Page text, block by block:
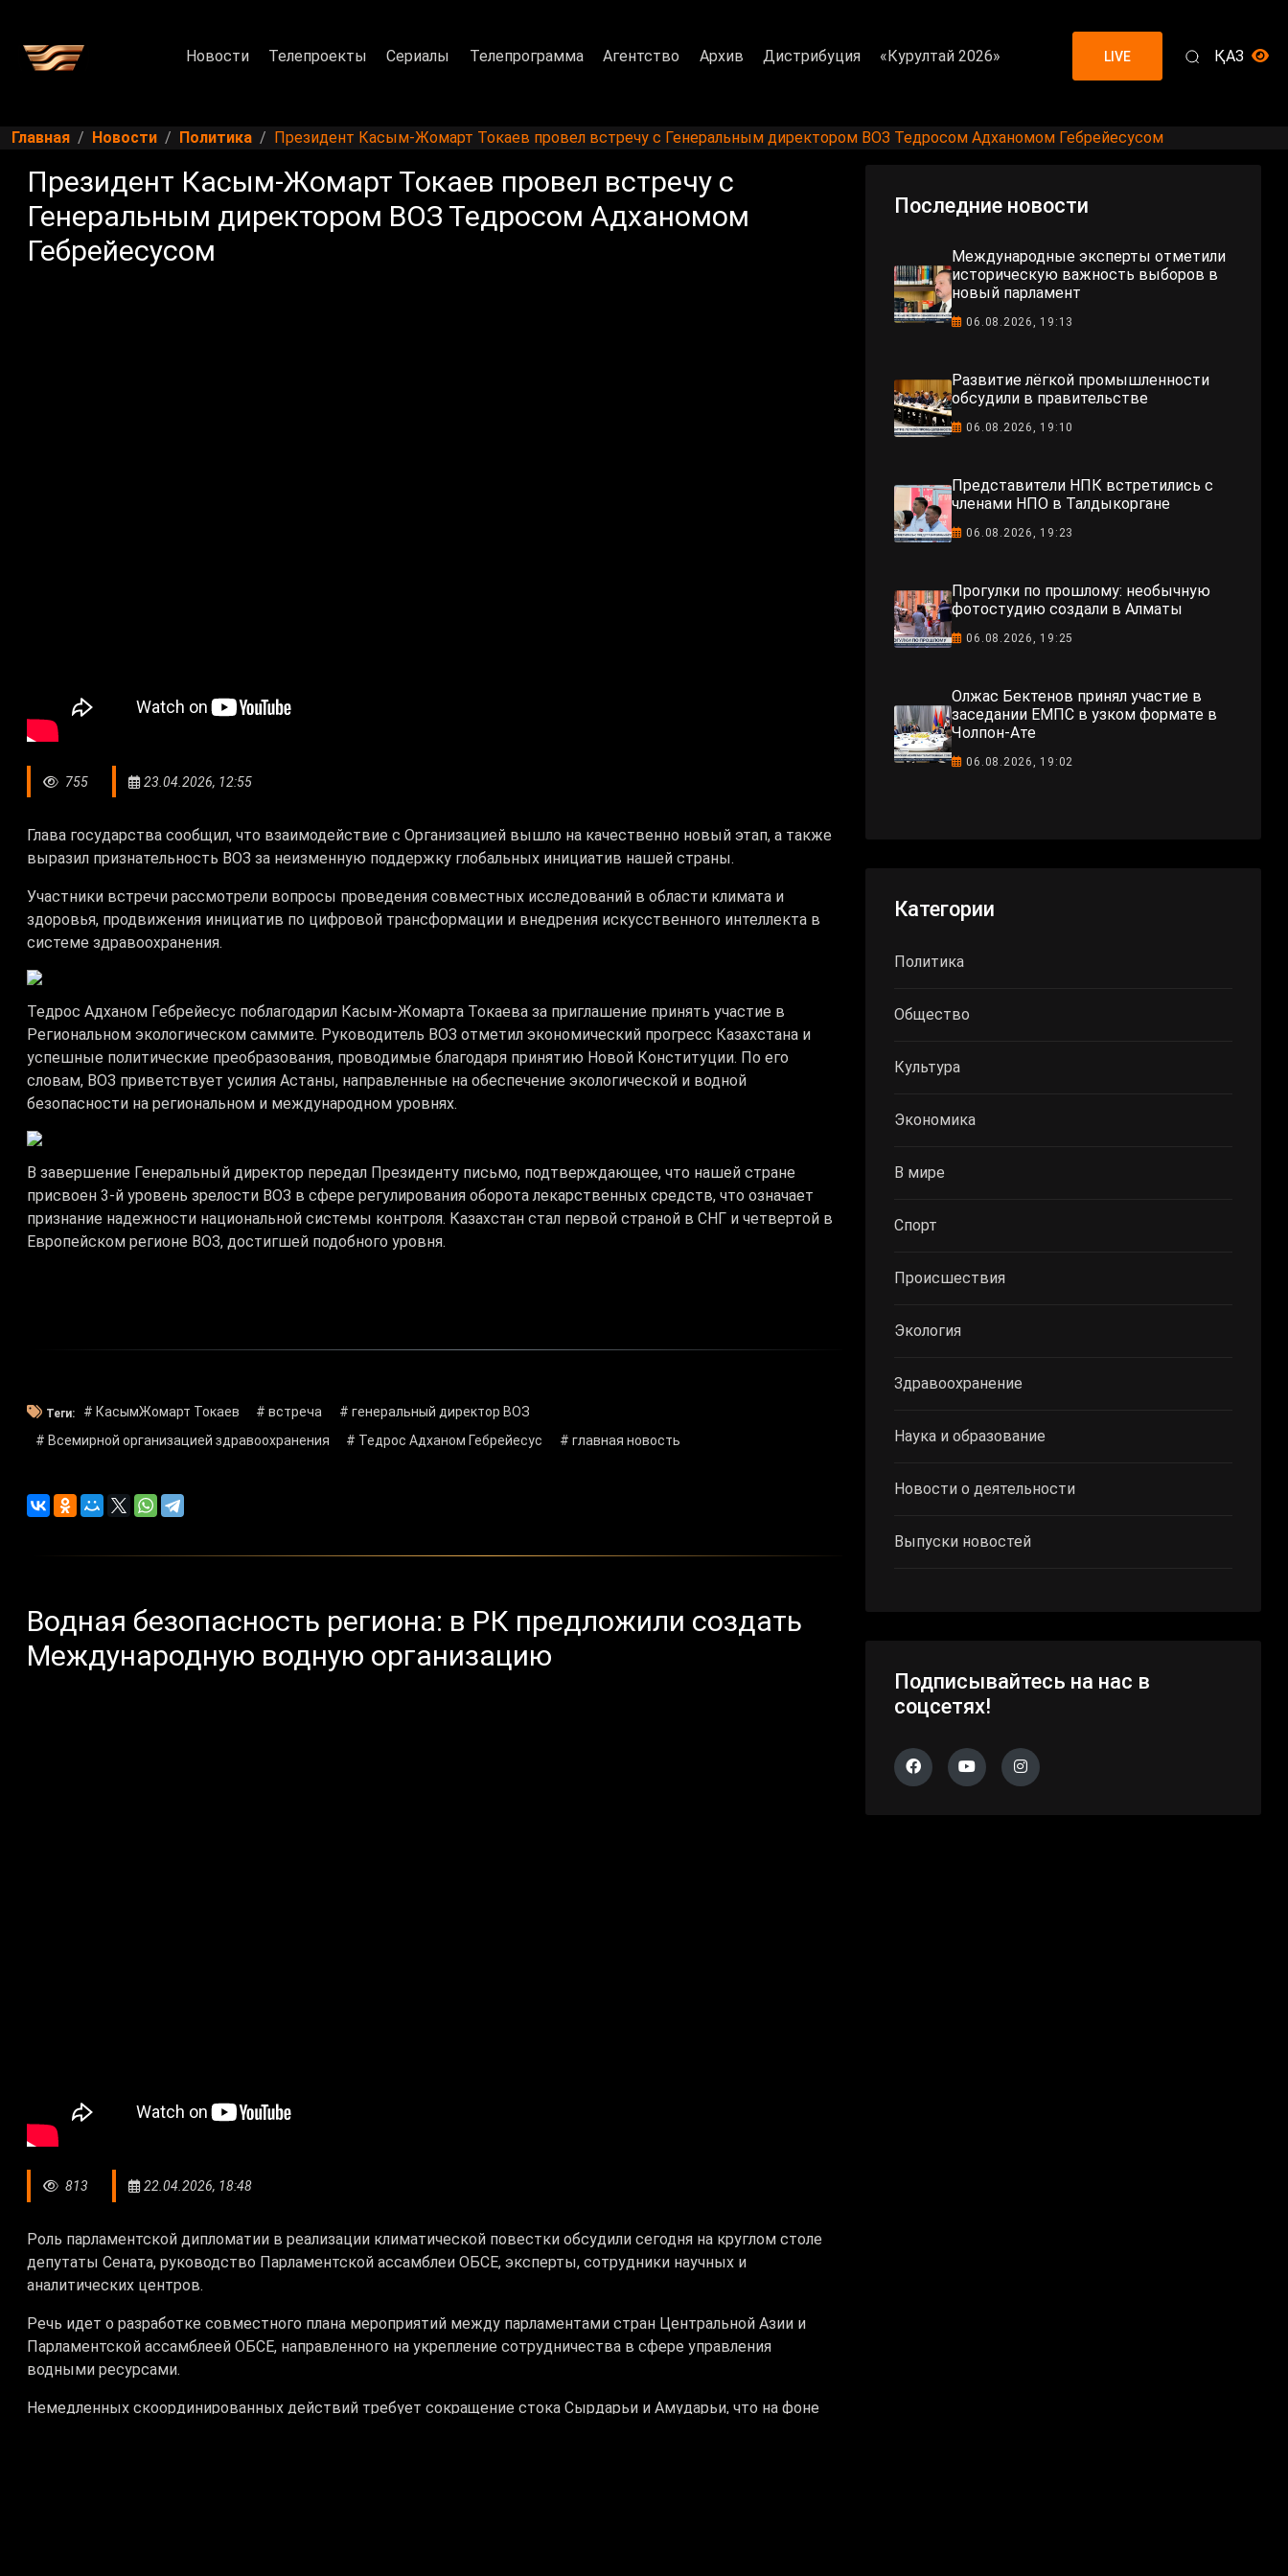
Новости Телепроекты Сериалы Телепрограмма Агентство Архив Дистрибуция «Курултай 2026» LIVE ҚАЗ
Главная Новости Политика Президент Касым-Жомарт Токаев провел встречу с Генеральным директором ВОЗ Тедросом Адханомом Гебрейесусом
Президент Касым-Жомарт Токаев провел встречу с
Генеральным директором ВОЗ Тедросом Адханомом
Гебрейесусом
755 23.04.2026, 12:55
Глава государства сообщил, что взаимодействие с Организацией вышло на качественно новый этап, а также
выразил признательность ВОЗ за неизменную поддержку глобальных инициатив нашей страны.
Участники встречи рассмотрели вопросы проведения совместных исследований в области климата и
здоровья, продвижения инициатив по цифровой трансформации и внедрения искусственного интеллекта в
системе здравоохранения.
Тедрос Адханом Гебрейесус поблагодарил Касым-Жомарта Токаева за приглашение принять участие в
Региональном экологическом саммите. Руководитель ВОЗ отметил экономический прогресс Казахстана и
успешные политические преобразования, проводимые благодаря принятию Новой Конституции. По его
словам, ВОЗ приветствует усилия Астаны, направленные на обеспечение экологической и водной
безопасности на региональном и международном уровнях.
В завершение Генеральный директор передал Президенту письмо, подтверждающее, что нашей стране
присвоен 3-й уровень зрелости ВОЗ в сфере регулирования оборота лекарственных средств, что означает
признание надежности национальной системы контроля. Казахстан стал первой страной в СНГ и четвертой в
Европейском регионе ВОЗ, достигшей подобного уровня.
Теги: # КасымЖомарт Токаев # встреча
# генеральный директор ВОЗ
# Всемирной организацией здравоохранения
# Тедрос Адханом Гебрейесус # главная новость
Водная безопасность региона: в РК предложили создать
Международную водную организацию
813 22.04.2026, 18:48
Роль парламентской дипломатии в реализации климатической повестки обсудили сегодня на круглом столе
депутаты Сената, руководство Парламентской ассамблеи ОБСЕ, эксперты, сотрудники научных и
аналитических центров.
Речь идет о разработке совместного плана мероприятий между парламентами стран Центральной Азии и
Парламентской ассамблеей ОБСЕ, направленного на укрепление сотрудничества в сфере управления
водными ресурсами.
Немедленных скоординированных действий требует сокращение стока Сырдарьи и Амударьи, что на фоне
Последние новости
Международные эксперты отметили
историческую важность выборов в
новый парламент
06.08.2026, 19:13
Развитие лёгкой промышленности
обсудили в правительстве
06.08.2026, 19:10
Представители НПК встретились с
членами НПО в Талдыкоргане
06.08.2026, 19:23
Прогулки по прошлому: необычную
фотостудию создали в Алматы
06.08.2026, 19:25
Олжас Бектенов принял участие в
заседании ЕМПС в узком формате в
Чолпон-Ате
06.08.2026, 19:02
Категории
Политика
Общество
Культура
Экономика
В мире
Спорт
Происшествия
Экология
Здравоохранение
Наука и образование
Новости о деятельности
Выпуски новостей
Подписывайтесь на нас в
соцсетях!